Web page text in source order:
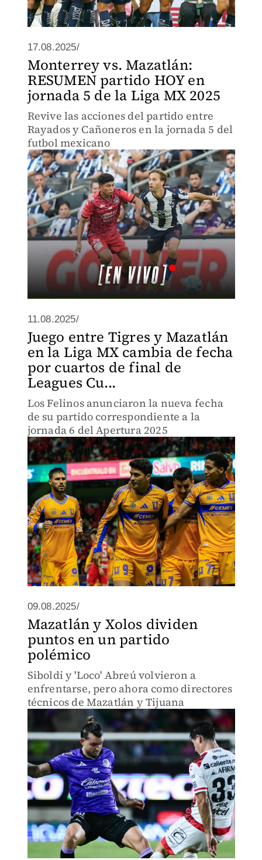
17.08.2025/
Monterrey vs. Mazatlán:
RESUMEN partido HOY en
jornada 5 de la Liga MX 2025
Revive las acciones del partido entre
Rayados y Cañoneros en la jornada 5 del
futbol mexicano
11.08.2025/
Juego entre Tigres y Mazatlán
en la Liga MX cambia de fecha
por cuartos de final de
Leagues Cu...
Los Felinos anunciaron la nueva fecha
de su partido correspondiente a la
jornada 6 del Apertura 2025
09.08.2025/
Mazatlán y Xolos dividen
puntos en un partido
polémico
Siboldi y 'Loco' Abreú volvieron a
enfrentarse, pero ahora como directores
técnicos de Mazatlán y Tijuana